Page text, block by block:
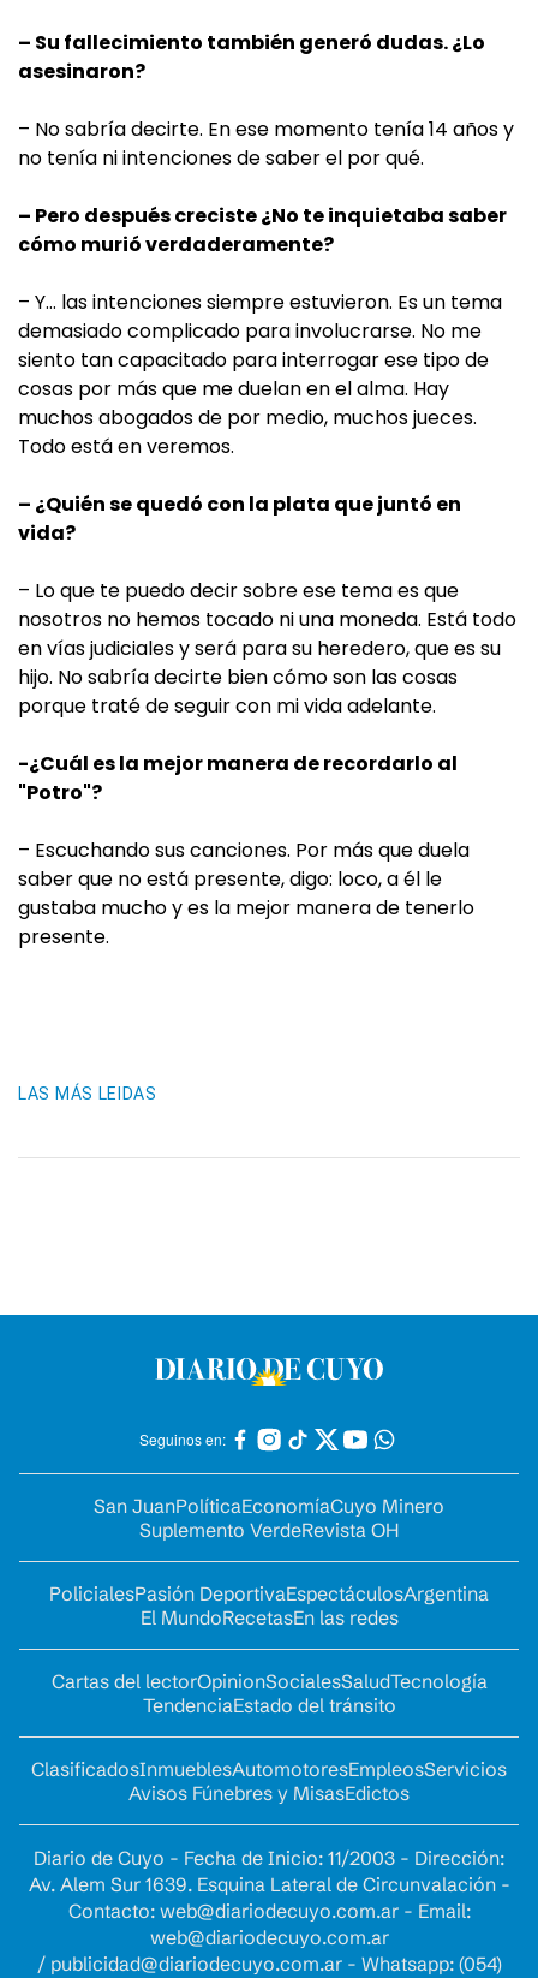
– Su fallecimiento también generó dudas. ¿Lo
asesinaron?
– No sabría decirte. En ese momento tenía 14 años y
no tenía ni intenciones de saber el por qué.
– Pero después creciste ¿No te inquietaba saber
cómo murió verdaderamente?
– Y… las intenciones siempre estuvieron. Es un tema
demasiado complicado para involucrarse. No me
siento tan capacitado para interrogar ese tipo de
cosas por más que me duelan en el alma. Hay
muchos abogados de por medio, muchos jueces.
Todo está en veremos.
– ¿Quién se quedó con la plata que juntó en
vida?
– Lo que te puedo decir sobre ese tema es que
nosotros no hemos tocado ni una moneda. Está todo
en vías judiciales y será para su heredero, que es su
hijo. No sabría decirte bien cómo son las cosas
porque traté de seguir con mi vida adelante.
-¿Cuál es la mejor manera de recordarlo al
"Potro"?
– Escuchando sus canciones. Por más que duela
saber que no está presente, digo: loco, a él le
gustaba mucho y es la mejor manera de tenerlo
presente.
LAS MÁS LEIDAS
Seguinos en:
San JuanPolíticaEconomíaCuyo Minero
Suplemento VerdeRevista OH
PolicialesPasión DeportivaEspectáculosArgentina
El MundoRecetasEn las redes
Cartas del lectorOpinionSocialesSaludTecnología
TendenciaEstado del tránsito
ClasificadosInmueblesAutomotoresEmpleosServicios
Avisos Fúnebres y MisasEdictos
Diario de Cuyo - Fecha de Inicio: 11/2003 - Dirección:
Av. Alem Sur 1639. Esquina Lateral de Circunvalación -
Contacto: web@diariodecuyo.com.ar- Email:
web@diariodecuyo.com.ar
/ publicidad@diariodecuyo.com.ar- Whatsapp: (054)